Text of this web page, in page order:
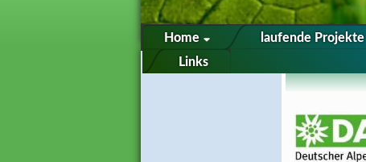
Home laufende Projekte
Links